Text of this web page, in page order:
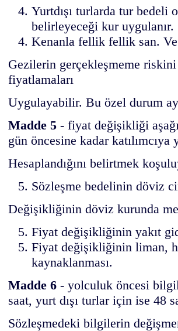
Yurtdışı turlarda tur
belirleyeceği kur uygulanır.
Kenanla fellik fellik san. Ve
Gezilerin gerçekleşmeme
fiyatlamaları
Uygulayabilir. Bu özel durum
Madde 5 - fiyat değişikliği
gün öncesine kadar
Hesaplandığını belirtmek
Sözleşme bedelinin döviz
Değişikliğinin döviz kurunda
Fiyat değişikliğinin yakıt
Fiyat değişikliğinin liman,
kaynaklanması.
Madde 6 - yolculuk öncesi
saat, yurt dışı turlar için ise 48
Sözleşmedeki bilgilerin